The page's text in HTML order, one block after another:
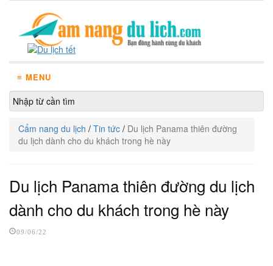
≡ MENU
Cẩm nang du lịch / Tin tức / Du lịch Panama thiên đường
du lịch dành cho du khách trong hè này
Du lịch Panama thiên đường du lịch
dành cho du khách trong hè này
09/06/22